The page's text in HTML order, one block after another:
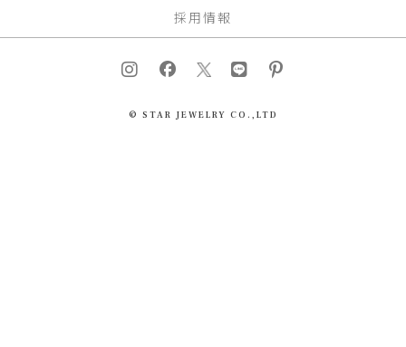
採用情報
© STAR JEWELRY CO.,LTD